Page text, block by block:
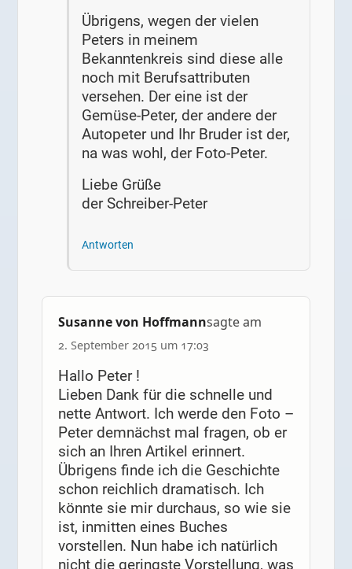
Übrigens, wegen der vielen
Peters in meinem
Bekanntenkreis sind diese alle
noch mit Berufsattributen
versehen. Der eine ist der
Gemüse-Peter, der andere der
Autopeter und Ihr Bruder ist der,
na was wohl, der Foto-Peter.
Liebe Grüße
der Schreiber-Peter
Antworten
Susanne von Hoffmannsagte am
2. September 2015 um 17:03
Hallo Peter !
Lieben Dank für die schnelle und
nette Antwort. Ich werde den Foto –
Peter demnächst mal fragen, ob er
sich an Ihren Artikel erinnert.
Übrigens finde ich die Geschichte
schon reichlich dramatisch. Ich
könnte sie mir durchaus, so wie sie
ist, inmitten eines Buches
vorstellen. Nun habe ich natürlich
nicht die geringste Vorstellung, was